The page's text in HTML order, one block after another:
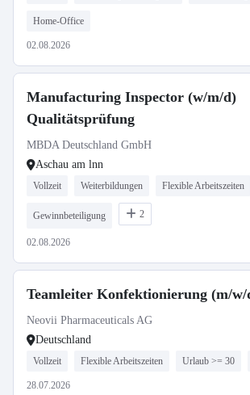
Home-Office
02.08.2026
Manufacturing Inspector (w/m/d)
Qualitätsprüfung
MBDA Deutschland GmbH
Aschau am lnn
Vollzeit Weiterbildungen Flexible Arbeitszeiten
Gewinnbeteiligung 2
02.08.2026
Teamleiter Konfektionierung (m/w/
Neovii Pharmaceuticals AG
Deutschland
Vollzeit Flexible Arbeitszeiten Urlaub >= 30
28.07.2026